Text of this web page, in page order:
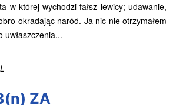
w której wychodzi fałsz lewicy; udawanie,
okradając naród. Ja nic nie otrzymałem
uwłaszczenia...
ZA